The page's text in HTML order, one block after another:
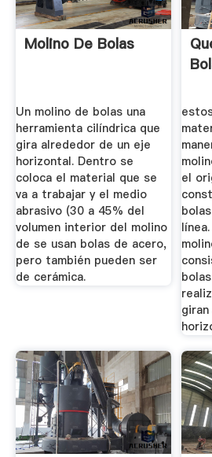
Molino De Bolas
Un molino de bolas una
herramienta cilíndrica que
gira alrededor de un eje
horizontal. Dentro se
coloca el material que se
va a trabajar y el medio
abrasivo (30 a 45% del
volumen interior del molino
de se usan bolas de acero,
pero también pueden ser
de cerámica.
el